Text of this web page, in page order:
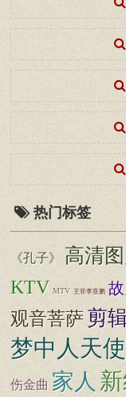
热门标签
《孔子》 高清
KTV MTV 王菲李亚鹏
观音菩萨 剪
梦中人天使
伤金曲 家人